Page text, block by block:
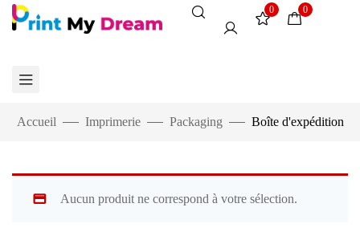
0 0
Accueil Imprimerie Packaging Boîte d'expédition
Aucun produit ne correspond à votre sélection.